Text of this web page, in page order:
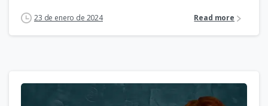
23 de enero de 2024 Read more